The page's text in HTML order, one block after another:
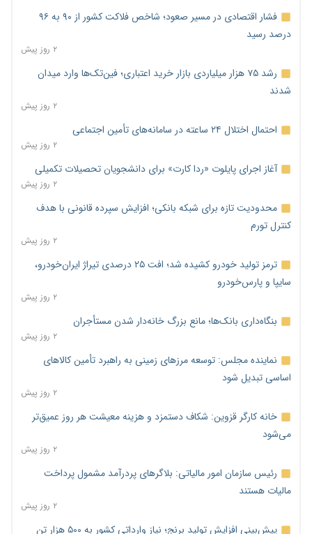
فشار اقتصادی در مسیر صعود؛ شاخص فلاکت کشور از ۹۰ به ۹۶
درصد رسید
۲ روز پیش
رشد ۷۵ هزار میلیاردی بازار خرید اعتباری؛ فین‌تک‌ها وارد میدان
شدند
۲ روز پیش
احتمال اختلال ۲۴ ساعته در سامانه‌های تأمین اجتماعی
۲ روز پیش
آغاز اجرای پایلوت «ردا کارت» برای دانشجویان تحصیلات تکمیلی
۲ روز پیش
محدودیت تازه برای شبکه بانکی؛ افزایش سپرده قانونی با هدف
کنترل تورم
۲ روز پیش
ترمز تولید خودرو کشیده شد؛ افت ۲۵ درصدی تیراژ ایران‌خودرو،
سایپا و پارس‌خودرو
۲ روز پیش
بنگاه‌داری بانک‌ها؛ مانع بزرگ خانه‌دار شدن مستأجران
۲ روز پیش
نماینده مجلس: توسعه مرزهای زمینی به راهبرد تأمین کالاهای
اساسی تبدیل شود
۲ روز پیش
خانه کارگر قزوین: شکاف دستمزد و هزینه معیشت هر روز عمیق‌تر
می‌شود
۲ روز پیش
رئیس سازمان امور مالیاتی: بلاگرهای پردرآمد مشمول پرداخت
مالیات هستند
۲ روز پیش
پیش‌بینی افزایش تولید برنج؛ نیاز وارداتی کشور به ۵۰۰ هزار تن